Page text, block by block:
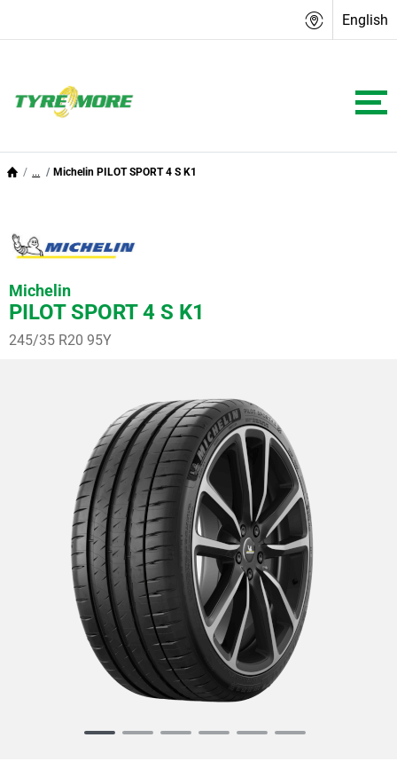
English
... Michelin PILOT SPORT 4 S K1
Michelin
PILOT SPORT 4 S K1
245/35 R20 95Y